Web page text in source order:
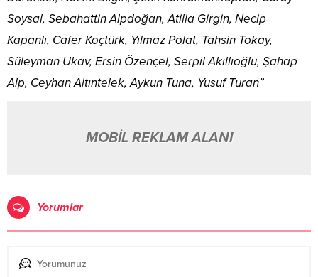
Soysal, Sebahattin Alpdoğan, Atilla Girgin, Necip
Kapanlı, Cafer Koçtürk, Yılmaz Polat, Tahsin Tokay,
Süleyman Ukav, Ersin Özençel, Serpil Akıllıoğlu, Şahap
Alp, Ceyhan Altıntelek, Aykun Tuna, Yusuf Turan”
MOBİL REKLAM ALANI
Yorumlar